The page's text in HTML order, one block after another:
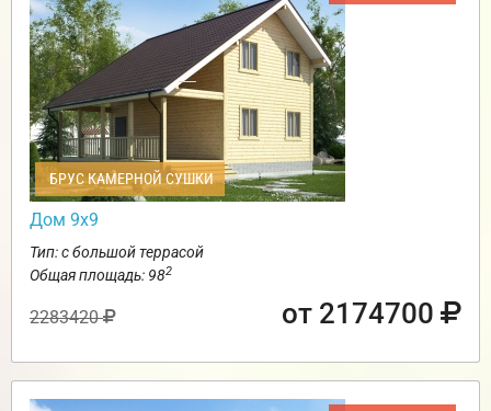
БРУС КАМЕРНОЙ СУШКИ
Дом 9х9
Тип: с большой террасой
Общая площадь: 982
2283420 от 2174700